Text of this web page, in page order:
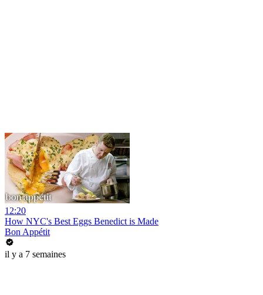
12:20
How NYC's Best Eggs Benedict is Made
Bon Appétit
il y a 7 semaines